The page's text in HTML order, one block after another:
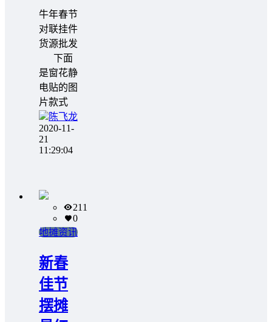
牛年春节
对联挂件
货源批发
下面
是窗花静
电贴的图
片款式
陈飞龙
2020-11-
21
11:29:04
211
0
地摊资讯
新春
佳节
摆摊